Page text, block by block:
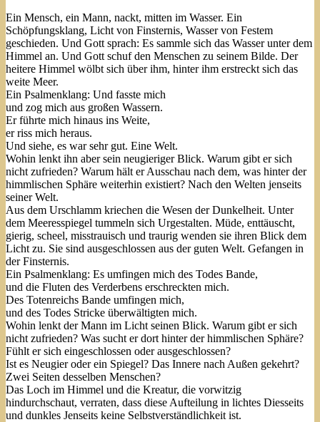
Ein Mensch, ein Mann, nackt, mitten im Wasser. Ein
Schöpfungsklang, Licht von Finsternis, Wasser von Festem
geschieden. Und Gott sprach: Es sammle sich das Wasser unter dem
Himmel an. Und Gott schuf den Menschen zu seinem Bilde. Der
heitere Himmel wölbt sich über ihm, hinter ihm erstreckt sich das
weite Meer.
Ein Psalmenklang: Und fasste mich
und zog mich aus großen Wassern.
Er führte mich hinaus ins Weite,
er riss mich heraus.
Und siehe, es war sehr gut. Eine Welt.
Wohin lenkt ihn aber sein neugieriger Blick. Warum gibt er sich
nicht zufrieden? Warum hält er Ausschau nach dem, was hinter der
himmlischen Sphäre weiterhin existiert? Nach den Welten jenseits
seiner Welt.
Aus dem Urschlamm kriechen die Wesen der Dunkelheit. Unter
dem Meeresspiegel tummeln sich Urgestalten. Müde, enttäuscht,
gierig, scheel, misstrauisch und traurig wenden sie ihren Blick dem
Licht zu. Sie sind ausgeschlossen aus der guten Welt. Gefangen in
der Finsternis.
Ein Psalmenklang: Es umfingen mich des Todes Bande,
und die Fluten des Verderbens erschreckten mich.
Des Totenreichs Bande umfingen mich,
und des Todes Stricke überwältigten mich.
Wohin lenkt der Mann im Licht seinen Blick. Warum gibt er sich
nicht zufrieden? Was sucht er dort hinter der himmlischen Sphäre?
Fühlt er sich eingeschlossen oder ausgeschlossen?
Ist es Neugier oder ein Spiegel? Das Innere nach Außen gekehrt?
Zwei Seiten desselben Menschen?
Das Loch im Himmel und die Kreatur, die vorwitzig
hindurchschaut, verraten, dass diese Aufteilung in lichtes Diesseits
und dunkles Jenseits keine Selbstverständlichkeit ist.